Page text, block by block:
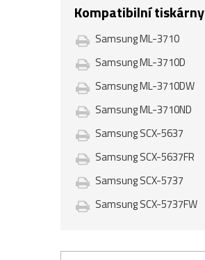
Kompatibilní tiskárny
Samsung ML-3710
Samsung ML-3710D
Samsung ML-3710DW
Samsung ML-3710ND
Samsung SCX-5637
Samsung SCX-5637FR
Samsung SCX-5737
Samsung SCX-5737FW